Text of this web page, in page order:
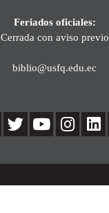
Feriados oficiales:
Cerrada con aviso previo
biblio@usfq.edu.ec